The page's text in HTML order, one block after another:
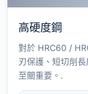
高硬度鋼
對於 HRC60 /
刃保護、短切削
至關重要。.